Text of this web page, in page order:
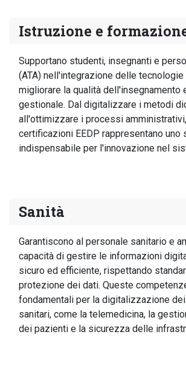
Istruzione e
Supportano studenti, insegnanti e
(ATA) nell'integrazione delle
migliorare la qualità dell'insegnamento
gestionale. Dal digitalizzare i metodi
all'ottimizzare i processi
certificazioni EEDP rappresentano uno
indispensabile per l'innovazione nel
Sanità
Garantiscono al personale sanitario e
capacità di gestire le informazioni
sicuro ed efficiente, rispettando
protezione dei dati. Queste
fondamentali per la digitalizzazione
sanitari, come la telemedicina, la
dei pazienti e la sicurezza delle